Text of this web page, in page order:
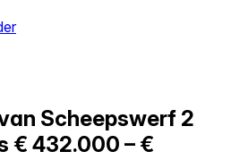
Scheepswerf 2
€ 432.000 – €